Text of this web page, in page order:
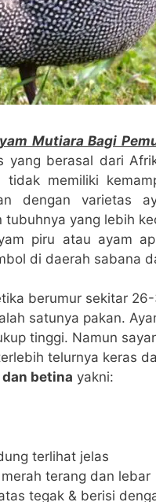
Mutiara Bagi
yang berasal dari
memiliki
dengan varietas
yang lebih
piru atau ayam
di daerah sabana
berumur sekitar
satunya pakan.
tinggi. Namun
telurnya keras
betina yakni:
terlihat jelas
terang dan lebar
tegak & berisi